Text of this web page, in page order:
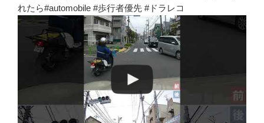
れたら#automobile #歩行者優先 #ドラレコ